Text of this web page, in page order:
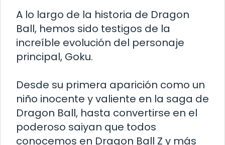
A lo largo de la historia de Dragon
Ball, hemos sido testigos de la
increíble evolución del personaje
principal, Goku.
Desde su primera aparición como un
niño inocente y valiente en la saga de
Dragon Ball, hasta convertirse en el
poderoso saiyan que todos
conocemos en Dragon Ball Z y más